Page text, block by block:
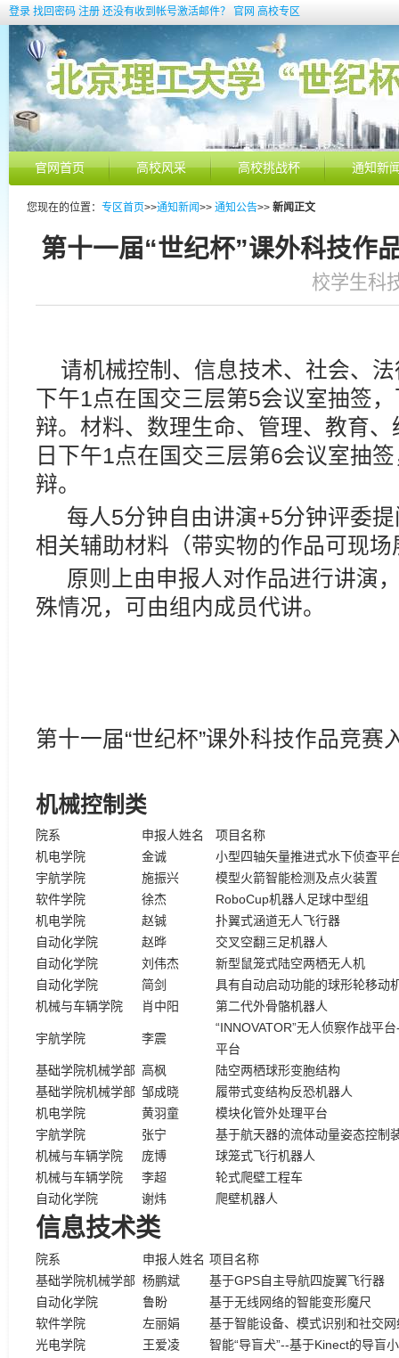
登录 找回密码 注册 还没有收到帐号激活邮件？ 官网 高校专区
官网首页 高校风采 高校挑战杯 通知新
您现在的位置： 专区首页>>通知新闻>> 通知公告>> 新闻正文
第十一届“世纪杯”课外科技作
校学生科
请机械控制、信息技术、社会、
下午1点在国交三层第5会议室抽签
辩。材料、数理生命、管理、教育
日下午1点在国交三层第6会议室抽
辩。
每人5分钟自由讲演+5分钟评委提
相关辅助材料（带实物的作品可现场
原则上由申报人对作品进行讲演
殊情况，可由组内成员代讲。
第十一届“世纪杯”课外科技作品竞赛
机械控制类
院系 申报人姓名
项目名称
机电学院
金诚
小型四轴矢量推进式水下侦查平
宇航学院
施振兴
模型火箭智能检测及点火装置
软件学院
徐杰
RoboCup机器人足球中型组
机电学院
赵铖
扑翼式涵道无人飞行器
自动化学院
赵晔
交叉空翻三足机器人
自动化学院
刘伟杰
新型鼠笼式陆空两栖无人机
自动化学院
简剑
具有自动启动功能的球形轮移动
机械与车辆学院
肖中阳 第二代外骨骼机器人
宇航学院 李震
“INNOVATOR”无人侦察作战平
平台
基础学院机械学部 高枫
陆空两栖球形变胞结构
基础学院机械学部 邹成晓
履带式变结构反恐机器人
机电学院
黄羽童
模块化管外处理平台
宇航学院
张宁
基于航天器的流体动量姿态控制
机械与车辆学院
庞博
球笼式飞行机器人
机械与车辆学院
李超
轮式爬壁工程车
自动化学院
谢炜 爬壁机器人
信息技术类
院系 申报人姓名 项目名称
基础学院机械学部 杨鹏斌
基于GPS自主导航四旋翼飞行器
自动化学院
鲁盼
基于无线网络的智能变形魔尺
软件学院
左丽娟
基于智能设备、模式识别和社交
光电学院
王爱凌
智能“导盲犬”--基于Kinect的导盲